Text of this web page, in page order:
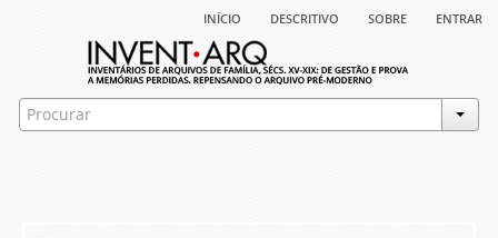
início descritivo sobre entrar